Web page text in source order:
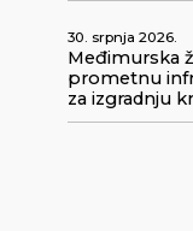
30. srpnja 2026.
Međimurska
prometnu
za izgradnju